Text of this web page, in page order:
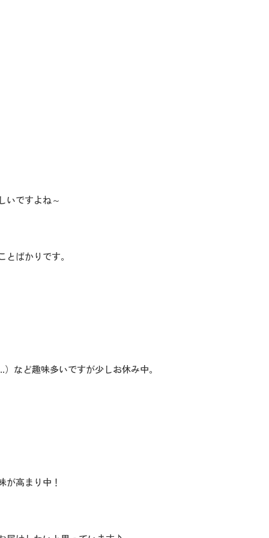
いですよね～
ばかりです。
など趣味多いですが少しお休み中。
が高まり中！